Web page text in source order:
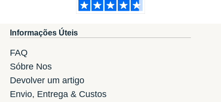
Informações Úteis
FAQ
Sóbre Nos
Devolver um artigo
Envio, Entrega & Custos